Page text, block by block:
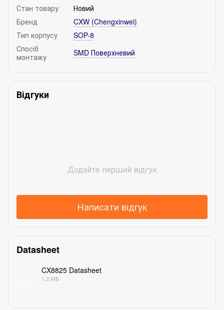
Стан товару
Новий
Бренд
CXW (Chengxinwei)
Тип корпусу
SOP-8
Спосіб
монтажу
SMD Поверхневий
Відгуки
Додайте перший відгук
Написати відгук
Datasheet
CX8825 Datasheet
1.2 МБ